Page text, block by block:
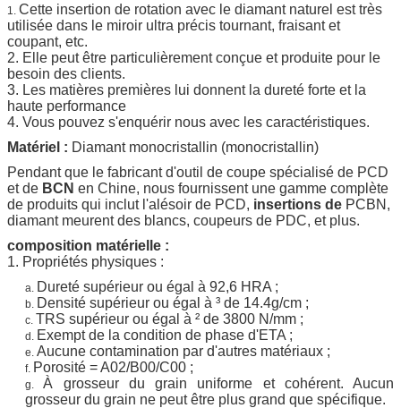
1. Cette insertion de rotation avec le diamant naturel est très
utilisée dans le miroir ultra précis tournant, fraisant et
coupant, etc.
2. Elle peut être particulièrement conçue et produite pour le
besoin des clients.
3. Les matières premières lui donnent la dureté forte et la
haute performance
4. Vous pouvez s'enquérir nous avec les caractéristiques.
Matériel : Diamant monocristallin (monocristallin)
Pendant que le fabricant d'outil de coupe spécialisé de PCD
et de BCN en Chine, nous fournissent une gamme complète
de produits qui inclut l'alésoir de PCD, insertions de PCBN,
diamant meurent des blancs, coupeurs de PDC, et plus.
composition matérielle :
1. Propriétés physiques :
a. Dureté supérieur ou égal à 92,6 HRA ;
b. Densité supérieur ou égal à ³ de 14.4g/cm ;
c. TRS supérieur ou égal à ² de 3800 N/mm ;
d. Exempt de la condition de phase d'ETA ;
e. Aucune contamination par d'autres matériaux ;
f. Porosité = A02/B00/C00 ;
g.À grosseur du grain uniforme et cohérent. Aucun
grosseur du grain ne peut être plus grand que spécifique.